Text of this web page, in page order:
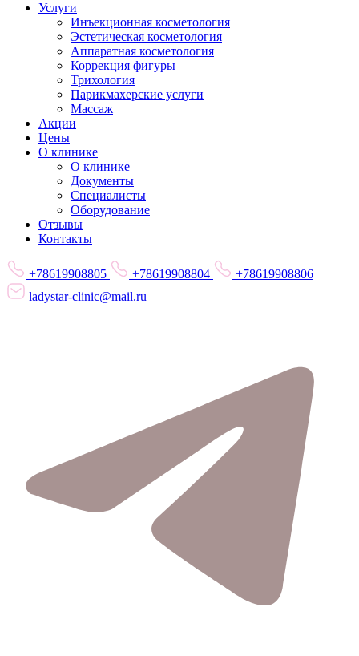
Услуги
Инъекционная косметология
Эстетическая косметология
Аппаратная косметология
Коррекция фигуры
Трихология
Парикмахерские услуги
Массаж
Акции
Цены
О клинике
О клинике
Документы
Специалисты
Оборудование
Отзывы
Контакты
+78619908805 +78619908804
+78619908806
ladystar-clinic@mail.ru